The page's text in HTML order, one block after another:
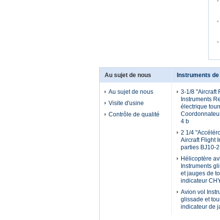
Au sujet de nous
Au sujet de nous
Visite d'usine
Contrôle de qualité
Instruments
3-1/8 "Aircraft
Instruments
électrique
4 b
2 1/4
Aircraft Flight
parties BJ10-
Hélicoptère
Instruments
et jauges de
indicateur
Avion vol
glissade et
indicateur de